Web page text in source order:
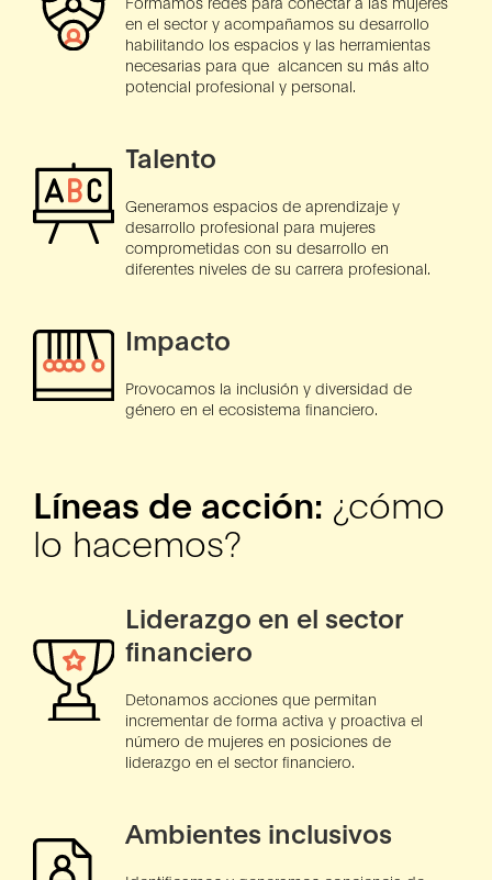
en el sector y acompañamos su desarrollo
habilitando los espacios y las herramientas
necesarias para que alcancen su más alto
potencial profesional y personal.
Talento
Generamos espacios de aprendizaje y
desarrollo profesional para mujeres
comprometidas con su desarrollo en
diferentes niveles de su carrera profesional.
Impacto
Provocamos la inclusión y diversidad de
género en el ecosistema financiero.
Líneas de acción: ¿cómo
lo hacemos?
Liderazgo en el sector
financiero
Detonamos acciones que permitan
incrementar de forma activa y proactiva el
número de mujeres en posiciones de
liderazgo en el sector financiero.
Ambientes inclusivos